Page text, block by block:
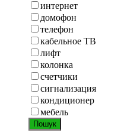
интернет
домофон
телефон
кабельное ТВ
лифт
колонка
счетчики
сигнализация
кондиционер
мебель
Пошук